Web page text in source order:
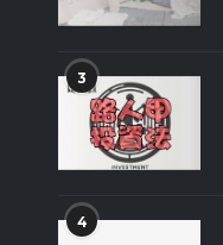
3
4